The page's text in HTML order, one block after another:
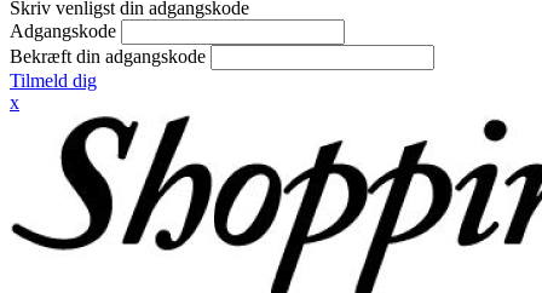
Skriv venligst din adgangskode
Adgangskode
Bekræft din adgangskode
Tilmeld dig
x